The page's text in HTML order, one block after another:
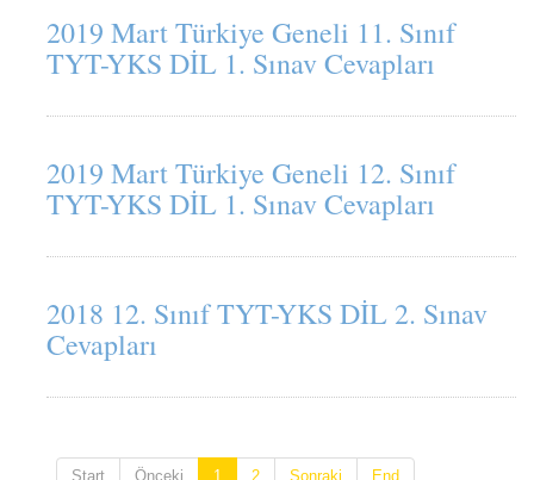
2019 Mart Türkiye Geneli 11. Sınıf
TYT-YKS DİL 1. Sınav Cevapları
2019 Mart Türkiye Geneli 12. Sınıf
TYT-YKS DİL 1. Sınav Cevapları
2018 12. Sınıf TYT-YKS DİL 2. Sınav
Cevapları
Start Önceki 1 2 Sonraki End